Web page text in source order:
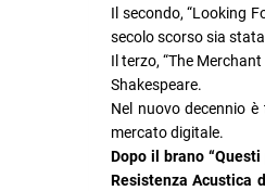
Il secondo, “Looking
secolo scorso sia
Il terzo, “The
Shakespeare.
Nel nuovo decennio
mercato digitale.
Dopo il brano
Resistenza Acustica